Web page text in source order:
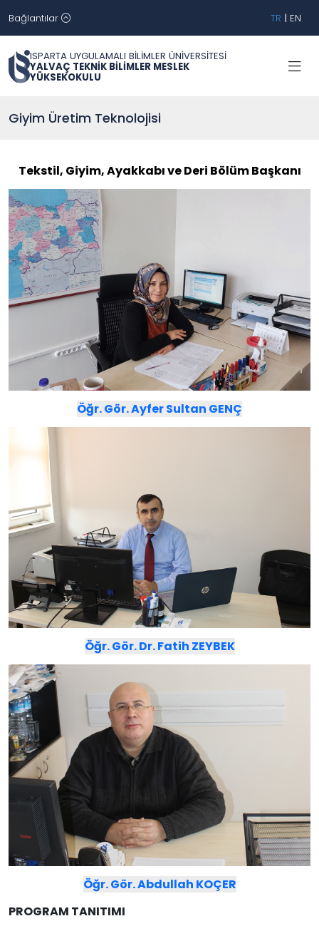
Bağlantılar TR | EN
ISPARTA UYGULAMALI BİLİMLER ÜNİVERSİTESİ
YALVAÇ TEKNİK BİLİMLER MESLEK
YÜKSEKOKULU
Giyim Üretim Teknolojisi
Tekstil, Giyim, Ayakkabı ve Deri Bölüm Başkanı
Öğr. Gör. Ayfer Sultan GENÇ
Öğr. Gör. Dr. Fatih ZEYBEK
Öğr. Gör. Abdullah KOÇER
PROGRAM TANITIMI